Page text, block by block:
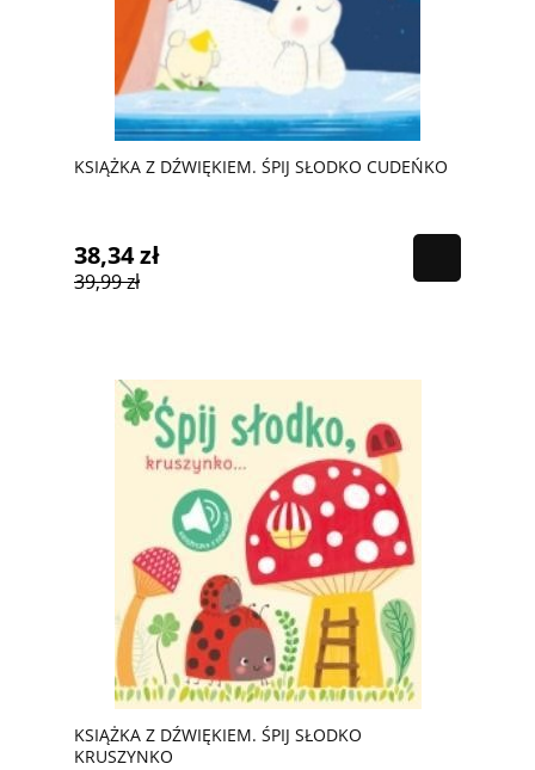
KSIĄŻKA Z DŹWIĘKIEM. ŚPIJ SŁODKO CUDEŃKO
38,34 zł
39,99 zł
KSIĄŻKA Z DŹWIĘKIEM. ŚPIJ SŁODKO
KRUSZYNKO